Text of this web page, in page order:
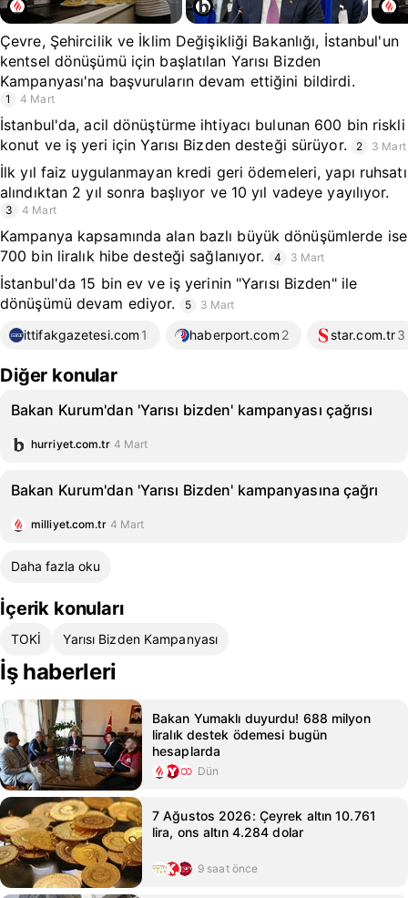
Çevre, Şehircilik ve İklim Değişikliği Bakanlığı, İstanbul'un
kentsel dönüşümü için başlatılan Yarısı Bizden
Kampanyası'na başvuruların devam ettiğini bildirdi.
1 4 Mart
İstanbul'da, acil dönüştürme ihtiyacı bulunan 600 bin riskli
konut ve iş yeri için Yarısı Bizden desteği sürüyor.
2 3 Mart
İlk yıl faiz uygulanmayan kredi geri ödemeleri, yapı ruhsatı
alındıktan 2 yıl sonra başlıyor ve 10 yıl vadeye yayılıyor.
3 4 Mart
Kampanya kapsamında alan bazlı büyük dönüşümlerde ise
700 bin liralık hibe desteği sağlanıyor.
4 3 Mart
İstanbul'da 15 bin ev ve iş yerinin "Yarısı Bizden" ile
dönüşümü devam ediyor.
5 3 Mart
ittifakgazetesi.com 1 haberport.com 2 star.com.tr3
Diğer konular
Bakan Kurum'dan 'Yarısı bizden' kampanyası çağrısı
hurriyet.com.tr 4 Mart
Bakan Kurum'dan 'Yarısı Bizden' kampanyasına çağrı
milliyet.com.tr 4 Mart
Daha fazla oku
İçerik konuları
TOKİ Yarısı Bizden Kampanyası
İş haberleri
Bakan Yumaklı duyurdu! 688 milyon
liralık destek ödemesi bugün
hesaplarda
Dün
7 Ağustos 2026: Çeyrek altın 10.761
lira, ons altın 4.284 dolar
9 saat önce